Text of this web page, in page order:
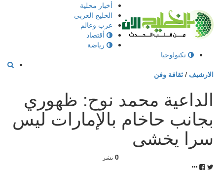
الى
المحتوى
أخبار محلية
الخليج العربي
عرب وعالم
أقتصاد
رياضة
تكنولوجيا
الارشيف / ثقافة وفن
الداعية محمد نوح: ظهوري
بجانب حاخام بالإمارات ليس
سرا يخشى
0 نشر